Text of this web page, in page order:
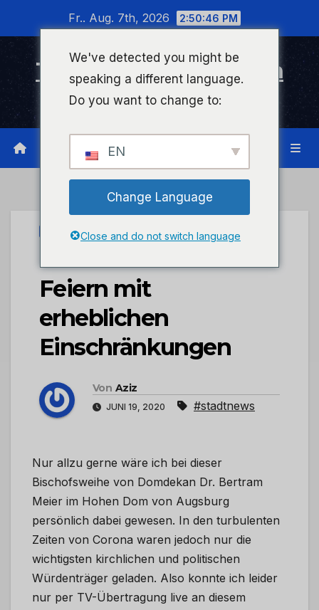
wechseln
Fr.. Aug. 7th, 2026 2:50:46 PM
Timeline Bad Kreuznach
Infonetzwerk für Bad Kreuznach
STADTKREUZNACH
Bischofsweihe –
Feiern mit
erheblichen
Einschränkungen
Von Aziz
JUNI 19, 2020 #stadtnews
Nur allzu gerne wäre ich bei dieser
Bischofsweihe von Domdekan Dr. Bertram
Meier im Hohen Dom von Augsburg
persönlich dabei gewesen. In den turbulenten
Zeiten von Corona waren jedoch nur die
wichtigsten kirchlichen und politischen
Würdenträger geladen. Also konnte ich leider
nur per TV-Übertragung live an diesem
We've detected you might be
speaking a different language.
Do you want to change to:
EN
Change Language
Close and do not switch language